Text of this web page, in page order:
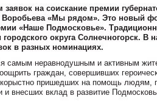
заявок на соискание премии
Воробьева «Мы рядом». Это новый
«Наше Подмосковье».
округа Солнечногорск. В
в разных номинациях.
самым неравнодушным и активным
граждан, совершивших
пришедших на помощь людям,
и внесших вклад в развитие